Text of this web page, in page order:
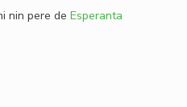
nin pere de Esperanta